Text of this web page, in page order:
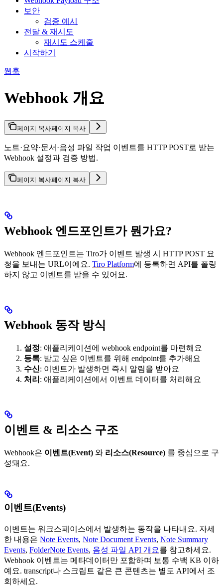
보안
검증 예시
전달 & 재시도
재시도 스케줄
시작하기
웹훅
Webhook 개요
페이지 복사페이지 복사
노트·요약·문서·음성 파일 작업 이벤트를 HTTP POST로 받는
Webhook 설정과 검증 방법.
페이지 복사페이지 복사
Webhook 엔드포인트가 뭔가요?
Webhook 엔드포인트는 Tiro가 이벤트 발생 시 HTTP POST 요
청을 보내는 URL이에요. Tiro Platform에 등록하면 API를 폴링
하지 않고 이벤트를 받을 수 있어요.
Webhook 동작 방식
설정: 애플리케이션에 webhook endpoint를 마련해요
등록: 받고 싶은 이벤트를 위해 endpoint를 추가해요
수신: 이벤트가 발생하면 즉시 알림을 받아요
처리 : 애플리케이션에서 이벤트 데이터를 처리해요
이벤트 & 리소스 구조
Webhook은 이벤트(Event) 와 리소스(Resource) 를 중심으로 구
성돼요.
이벤트(Events)
이벤트는 워크스페이스에서 발생하는 동작을 나타내요. 자세
한 내용은 Note Events, Note Document Events, Note Summary
Events, FolderNote Events, 음성 파일 API 개요를 참고하세요.
Webhook 이벤트는 메타데이터만 포함하며 보통 수백 KB 이하
예요. transcript나 스크립트 같은 큰 콘텐츠는 별도 API에서 조
회하세요.